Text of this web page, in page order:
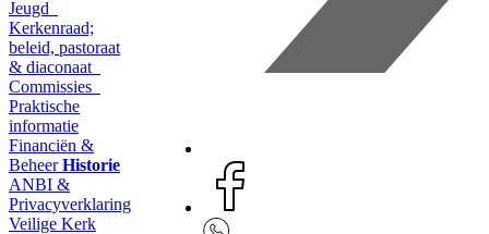
Jeugd
Kerkenraad;
beleid, pastoraat
& diaconaat
Commissies
Praktische
informatie
Financiën &
BeheerHistorie
ANBI &
Privacyverklaring
Veilige Kerk